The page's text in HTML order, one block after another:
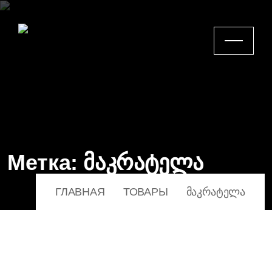
Метка: მაკრატელა
ГЛАВНАЯ ТОВАРЫ ᲛᲐᲙᲠᲐᲢᲔᲚᲐ